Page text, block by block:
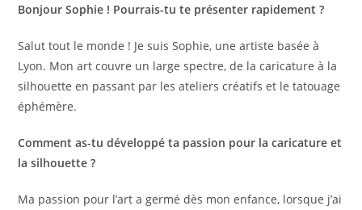
Bonjour Sophie ! Pourrais-tu te présenter rapidement ?
Salut tout le monde ! Je suis Sophie, une artiste basée à
Lyon. Mon art couvre un large spectre, de la caricature à la
silhouette en passant par les ateliers créatifs et le tatouage
éphémère.
Comment as-tu développé ta passion pour la caricature et
la silhouette ?
Ma passion pour l’art a germé dès mon enfance, lorsque j’ai